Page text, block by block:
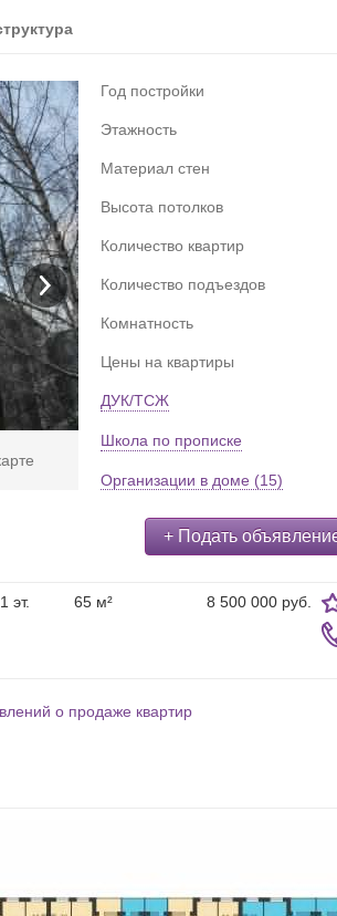
Год постройки
Этажность
Материал стен
Высота потолков
Количество квартир
Количество подъездов
Комнатность
Цены на квартиры
ДУК/ТСЖ
Школа по прописке
Организации в доме (15)
+ Подать
1 эт. 65 м² 8 500 000 руб.
о продаже квартир